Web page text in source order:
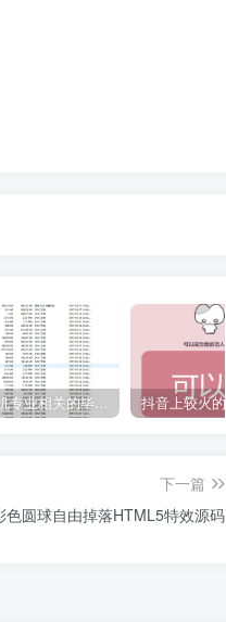
计算机专业相关的毕业设计论文合集免费下载
下一篇
色圆球自由掉落HTML5特效源码